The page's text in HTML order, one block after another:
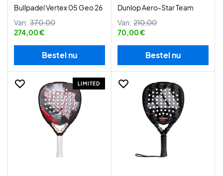
Bullpadel Vertex 05 Geo 26
Van: 370,00
274,00 €
Bestel nu
Dunlop Aero-Star Team
Van: 210,00
70,00 €
Bestel nu
LIMITED